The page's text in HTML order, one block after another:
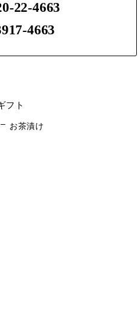
22-4663
4663
フト
お茶漬け